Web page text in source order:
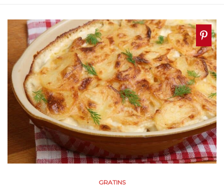
GRATINS